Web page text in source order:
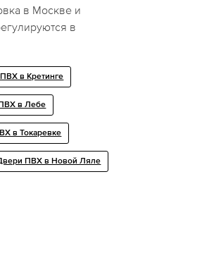
в Москве и
в
в Кретинге
в Лебе
в Токаревке
ПВХ в Новой Ляле